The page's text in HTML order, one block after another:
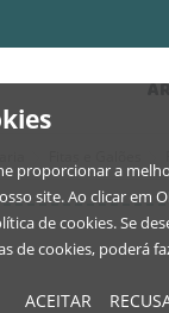
proporcionar a
site. Ao clicar em
de cookies. Se
de cookies, poderá
ACEITAR